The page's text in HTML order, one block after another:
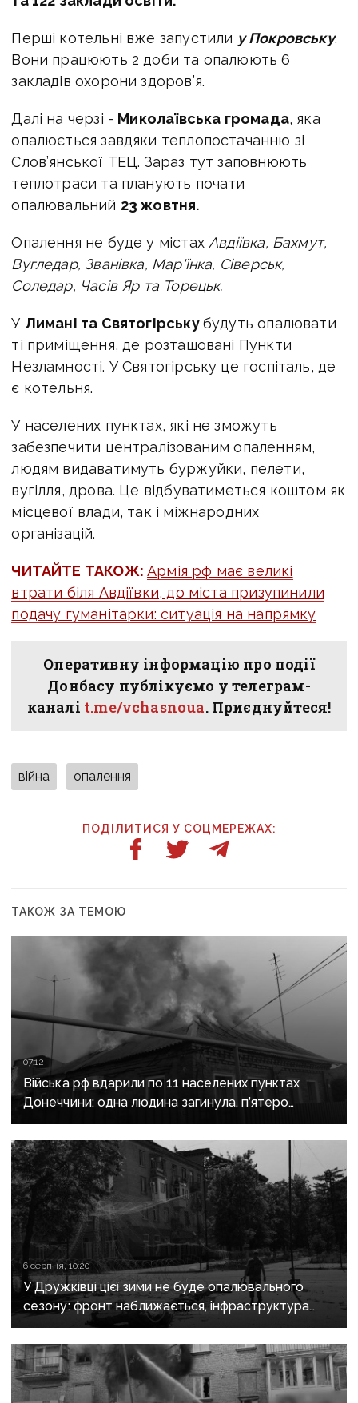
Перші котельні вже запустили у Покровську.
Вони працюють 2 доби та опалюють 6
закладів охорони здоров’я.
Далі на черзі - Миколаївська громада, яка
опалюється завдяки теплопостачанню зі
Слов’янської ТЕЦ. Зараз тут заповнюють
теплотраси та планують почати
опалювальний 23 жовтня.
Опалення не буде у містах Авдіївка, Бахмут,
Вугледар, Званівка, Мар'їнка, Сіверськ,
Соледар, Часів Яр та Торецьк.
У Лимані та Святогірськубудуть опалювати
ті приміщення, де розташовані Пункти
Незламності. У Святогірську це госпіталь, де
є котельня.
У населених пунктах, які не зможуть
забезпечити централізованим опаленням,
людям видаватимуть буржуйки, пелети,
вугілля, дрова. Це відбуватиметься коштом як
місцевої влади, так і міжнародних
організацій.
ЧИТАЙТЕ ТАКОЖ:Армія рф має великі
втрати біля Авдіївки, до міста призупинили
подачу гуманітарки: ситуація на напрямку
Оперативну інформацію про події
Донбасу публікуємо у телеграм-
каналі t.me/vchasnoua. Приєднуйтеся!
війна опалення
ПОДІЛИТИСЯ У СОЦМЕРЕЖАХ:
ТАКОЖ ЗА ТЕМОЮ
07:12
Війська рф вдарили по 11 населених пунктах
Донеччини: одна людина загинула, п’ятеро
поранені
6 серпня, 10:20
У Дружківці цієї зими не буде опалювального
сезону: фронт наближається, інфраструктура
критично зруйнована